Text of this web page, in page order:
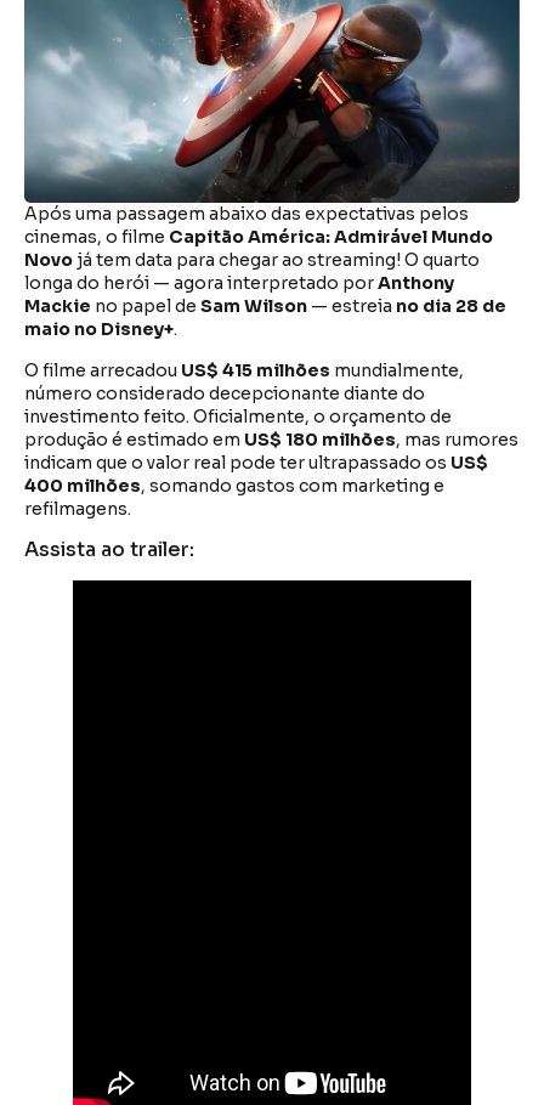
Após uma passagem abaixo das expectativas pelos
cinemas, o filme Capitão América: Admirável Mundo
Novo já tem data para chegar ao streaming! O quarto
longa do herói — agora interpretado porAnthony
Mackie no papel de Sam Wilson — estreia no dia 28 de
maio no Disney+.
O filme arrecadou US$ 415 milhões mundialmente,
número considerado decepcionante diante do
investimento feito. Oficialmente, o orçamento de
produção é estimado em US$ 180 milhões, mas rumores
indicam que o valor real pode ter ultrapassado os US$
400 milhões, somando gastos com marketing e
refilmagens.
Assista ao trailer: